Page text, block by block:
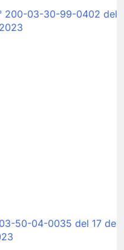
200-03-30-99-0402 del
50-04-0035 del 17 de